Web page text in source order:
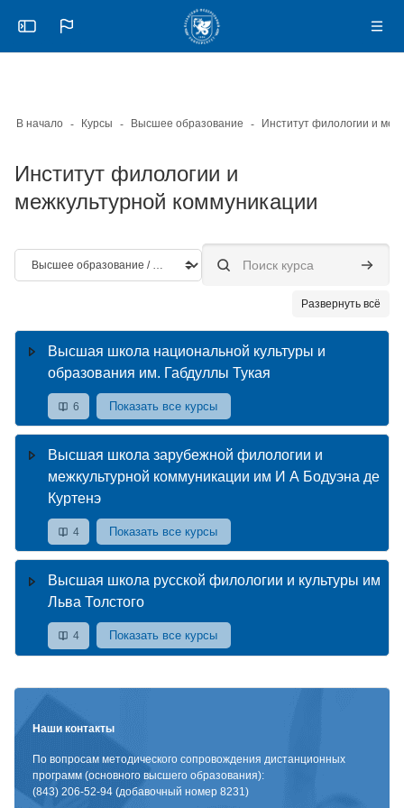
Перейти к основному содержанию
Откройте боковую панель
В начало Курсы Высшее образование
Институт филологии и
межкультурной коммуникации
Категории курсов Поиск курса Поиск
Развернуть всё
Высшая школа национальной культуры и
образования им. Габдуллы Тукая
6 Показать все курсы
Высшая школа зарубежной филологии и
межкультурной коммуникации им И А Бодуэна де
Куртенэ
4 Показать все курсы
Высшая школа русской филологии и культуры им
Льва Толстого
4 Показать все курсы
Наши контакты
По вопросам методического сопровождения дистанционных
программ (основного высшего образования):
(843) 206-52-94 (добавочный номер 8231)